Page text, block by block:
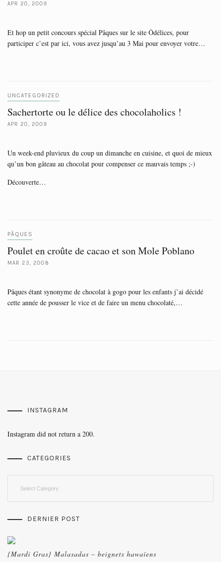
APR 20, 2009
Et hop un petit concours spécial Pâques sur le site Ôdélices, pour
participer c’est par ici, vous avez jusqu’au 3 Mai pour envoyer votre…
UNCATEGORIZED
Sachertorte ou le délice des chocolaholics !
APR 20, 2009
Un week-end pluvieux du coup un dimanche en cuisine, et quoi de mieux
qu’un bon gâteau au chocolat pour compenser ce mauvais temps ;-)
Découverte…
PÂQUES
Poulet en croûte de cacao et son Mole Poblano
MAR 23, 2008
Pâques étant synonyme de chocolat à gogo pour les enfants j’ai décidé
cette année de pousser le vice et de faire un menu chocolaté,…
INSTAGRAM
Instagram did not return a 200.
CATEGORIES
DERNIER POST
{Mardi Gras} Malasadas – beignets hawaïens